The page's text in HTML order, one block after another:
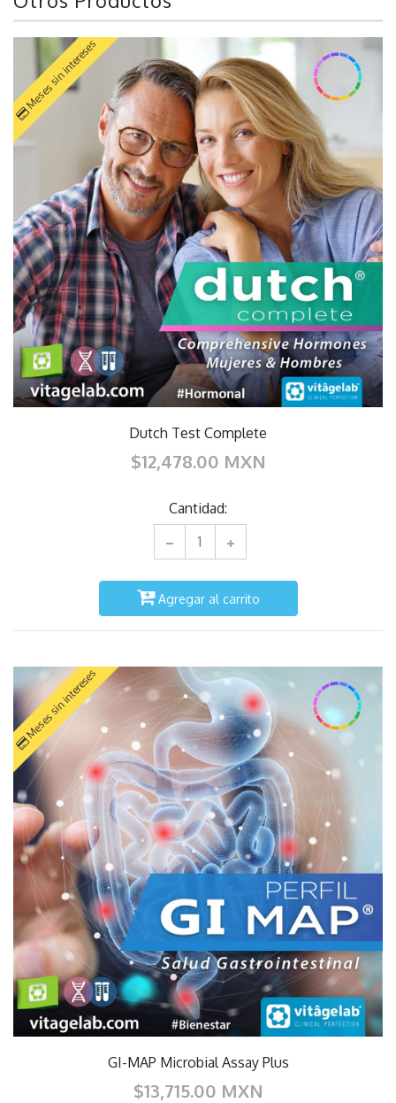
Meses sin intereses
Dutch Test Complete
$12,478.00 MXN
Cantidad:
Agregar al carrito
Meses sin intereses
GI-MAP Microbial Assay Plus
$13,715.00 MXN